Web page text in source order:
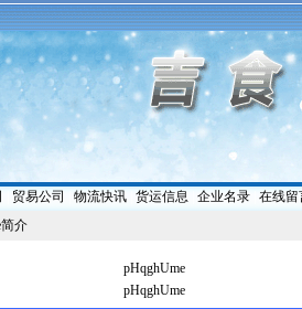
贸易公司 物流快讯| 货运信息 企业名录| 在线留
介
pHqghUme
pHqghUme